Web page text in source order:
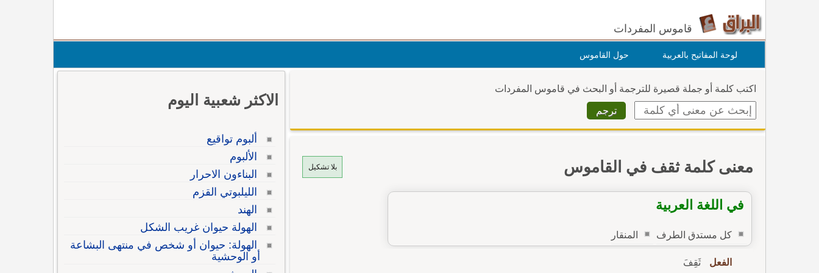
قاموس المفردات
لوحة المفاتيح بالعربية حول القاموس
اكتب كلمة أو جملة قصيرة للترجمة أو البحث في قاموس المفردات
بلا تشكيل معنى كلمة ثقف في القاموس
في اللغة العربية
كل مستدق الطرف المنقار
الفعل ثَقِفَ
الاكثر شعبية اليوم
ألبوم تواقيع
الألبوم
البناءون الاحرار
الليلبوتي القزم
الهند
الهولة حيوان غريب الشكل
الهولة: حيوان أو شخص في منتهى البشاعة
أو الوحشية